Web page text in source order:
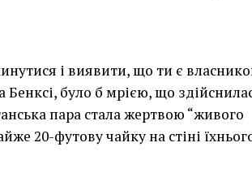
і виявити, що ти є
було б мрією, що
пара стала жертвою “живого
20-футову чайку на стіні